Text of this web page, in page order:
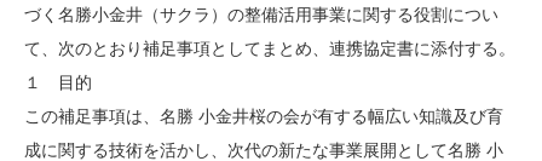
づく名勝小金井（サクラ）の整備活用事業に関する役割につい
て、次のとおり補足事項としてまとめ、連携協定書に添付する。
１ 目的
この補足事項は、名勝 小金井桜の会が有する幅広い知識及び育
成に関する技術を活かし、次代の新たな事業展開として名勝 小